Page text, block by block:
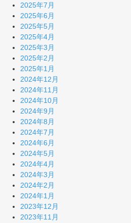
2025年7月
2025年6月
2025年5月
2025年4月
2025年3月
2025年2月
2025年1月
2024年12月
2024年11月
2024年10月
2024年9月
2024年8月
2024年7月
2024年6月
2024年5月
2024年4月
2024年3月
2024年2月
2024年1月
2023年12月
2023年11月